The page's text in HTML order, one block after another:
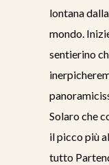
lontana
mondo.
sentierino
Solaro che
il picco più
tutto